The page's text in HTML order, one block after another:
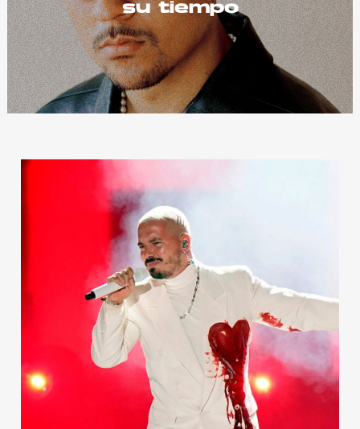
Home
Cover Story
Contacto
Aviso Legal
© 2015-2022 UMOMAG. PROPIEDAD DE UMO agency. TODOS LOS
DERECHOS RESERVADOS.
su tiempo